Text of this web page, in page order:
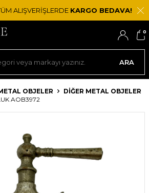
ALIŞVERİŞLERDE KARGO BEDAVA!
ARA
0
OBJELER
DIĞER METAL OBJELER
AOB3972